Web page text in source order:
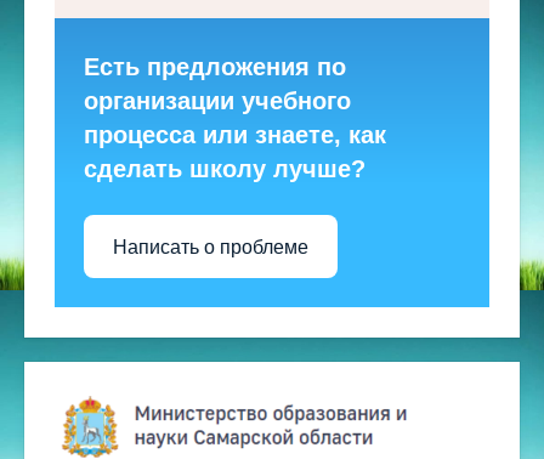
Есть предложения по
организации учебного
процесса или знаете, как
сделать школу лучше?
Написать о проблеме